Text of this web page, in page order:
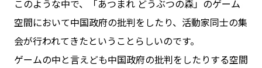
このような中で、「あつまれ どうぶつの森」のゲーム
空間において中国政府の批判をしたり、活動家同士の集
会が行われてきたということらしいのです。
ゲームの中と言えども中国政府の批判をしたりする空間